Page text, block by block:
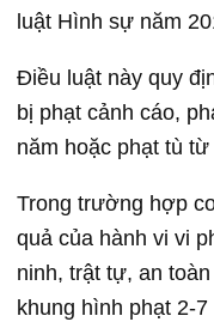
luật Hình sự năm
Điều luật này quy
bị phạt cảnh cáo,
năm hoặc phạt tù
Trong trường hợp
quả của hành vi vi
ninh, trật tự, an
khung hình phạt 2-